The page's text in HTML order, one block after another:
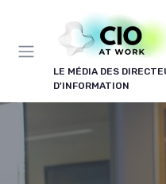
LE MÉDIA DES
D'INFORMATION